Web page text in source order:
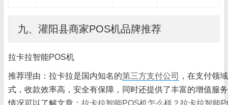
九、灌阳县商家POS机品牌推荐
拉卡拉智能POS机
推荐理由：拉卡拉是国内知名的第三方支付公司
，在支付领
式，收款效率高，安全有保障，同时还提供了丰富的增值服
情况可以了解文章： 拉卡拉智能POS机怎么样？拉卡拉智能